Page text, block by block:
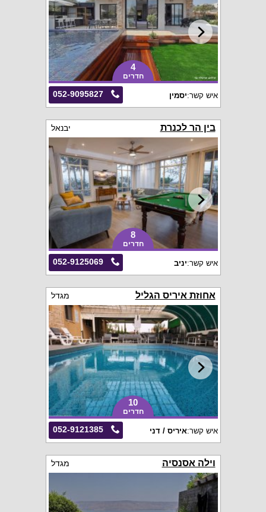
4
חדרים
052-9095827 איש קשר:יסמין
בין הר לכנרת יבנאל
8
חדרים
052-9125069 איש קשר:יניב
אחוזת איריס הגליל מגדל
10
חדרים
052-9121385 איש קשר:איריס / דני
וילה אסנסיה מגדל